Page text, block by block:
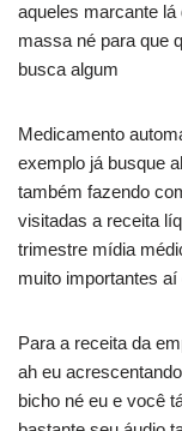
aqueles marcante
massa né para que
busca algum
Medicamento
exemplo já busque
também fazendo
visitadas a receita
trimestre mídia
muito importantes
Para a receita da
ah eu
bicho né eu e você